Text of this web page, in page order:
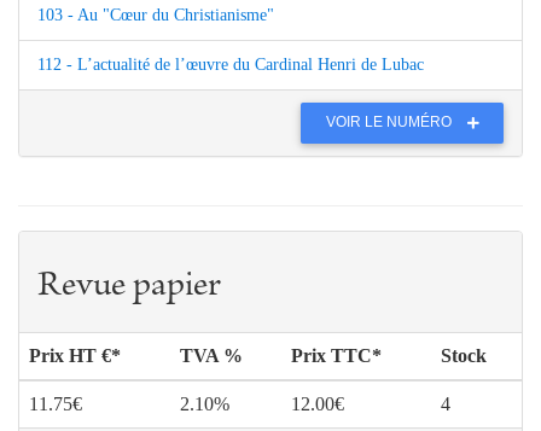
103 - Au "Cœur du Christianisme"
112 - L’actualité de l’œuvre du Cardinal Henri de Lubac
VOIR LE NUMÉRO
Revue papier
Prix HT €* TVA % Prix TTC* Stock
11.75€ 2.10% 12.00€ 4